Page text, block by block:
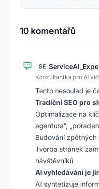
10 komentářů
SE
Konzultantka pro AI
Tento nesoulad je
Tradiční SEO pro
Optimalizace na
agentura“,
Budování
Tvorba stránek
návštěvníků
AI vyhledávání je
AI syntetizuje